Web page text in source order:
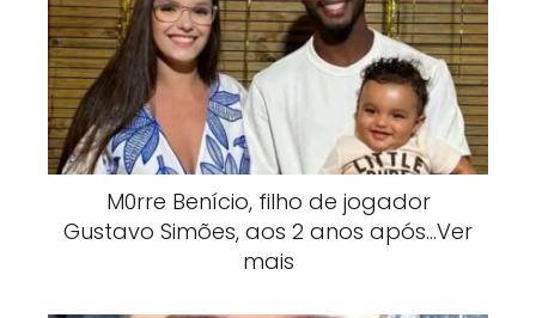
M0rre Benício, filho de jogador
Gustavo Simões, aos 2 anos após…Ver
mais